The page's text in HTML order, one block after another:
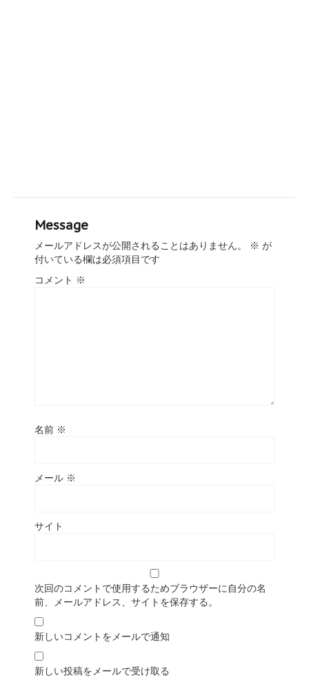
Message
メールアドレスが公開されることはありません。 ※ が
付いている欄は必須項目です
コメント ※
名前 ※
メール ※
サイト
次回のコメントで使用するためブラウザーに自分の名
前、メールアドレス、サイトを保存する。
新しいコメントをメールで通知
新しい投稿をメールで受け取る